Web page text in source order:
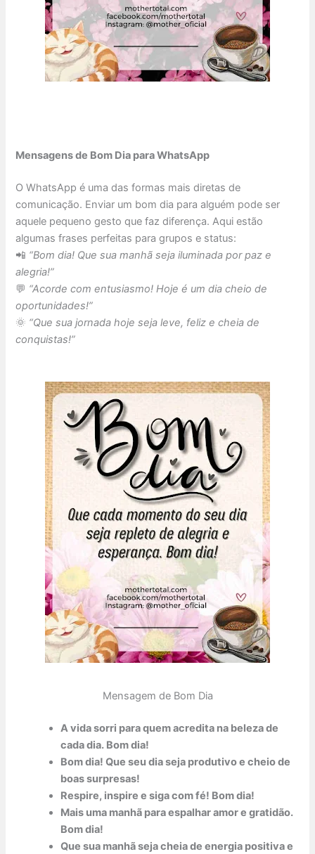
Mensagens de Bom Dia para WhatsApp
O WhatsApp é uma das formas mais diretas de
comunicação. Enviar um bom dia para alguém pode ser
aquele pequeno gesto que faz diferença. Aqui estão
algumas frases perfeitas para grupos e status:
📲 “Bom dia! Que sua manhã seja iluminada por paz e
alegria!”
💬 “Acorde com entusiasmo! Hoje é um dia cheio de
oportunidades!”
🌞 “Que sua jornada hoje seja leve, feliz e cheia de
conquistas!”
Mensagem de Bom Dia
A vida sorri para quem acredita na beleza de
cada dia. Bom dia!
Bom dia! Que seu dia seja produtivo e cheio de
boas surpresas!
Respire, inspire e siga com fé! Bom dia!
Mais uma manhã para espalhar amor e gratidão.
Bom dia!
Que sua manhã seja cheia de energia positiva e